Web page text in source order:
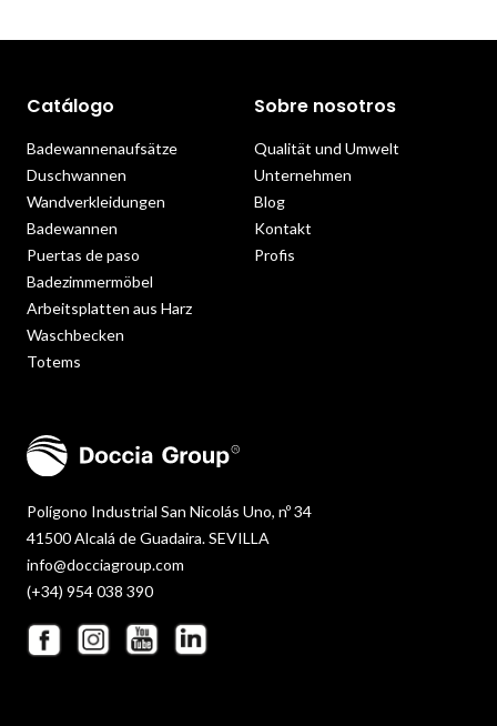
Polígono Industrial San Nicolás Uno, nº 34
41500 Alcalá de Guadaira. SEVILLA
info@docciagroup.com
(+34) 954 038 390
Catálogo
Badewannenaufsätze
Duschwannen
Wandverkleidungen
Badewannen
Puertas de paso
Badezimmermöbel
Arbeitsplatten aus Harz
Waschbecken
Totems
Sobre nosotros
Qualität und Umwelt
Unternehmen
Blog
Kontakt
Profis